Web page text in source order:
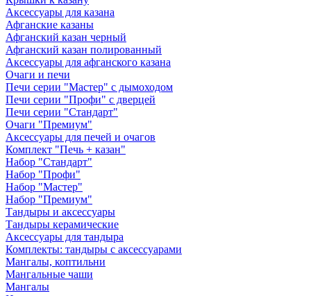
Аксессуары для казана
Афганские казаны
Афганский казан черный
Афганский казан полированный
Аксессуары для афганского казана
Очаги и печи
Печи серии "Мастер" с дымоходом
Печи серии "Профи" с дверцей
Печи серии "Стандарт"
Очаги "Премиум"
Аксессуары для печей и очагов
Комплект "Печь + казан"
Набор "Стандарт"
Набор "Профи"
Набор "Мастер"
Набор "Премиум"
Тандыры и аксессуары
Тандыры керамические
Аксессуары для тандыра
Комплекты: тандыры с аксессуарами
Мангалы, коптильни
Мангальные чаши
Мангалы